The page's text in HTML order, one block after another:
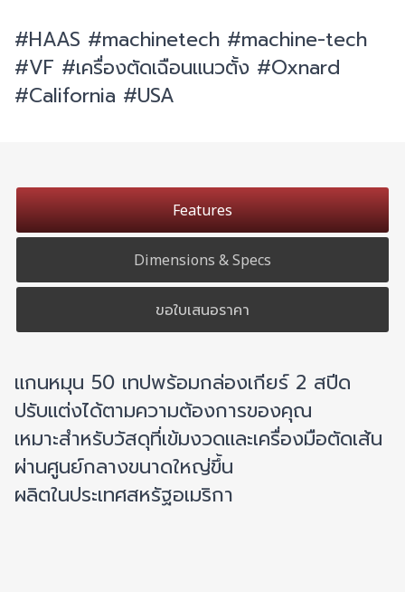
#HAAS #machinetech #machine-tech
#VF #เครื่องตัดเฉือนแนวตั้ง #Oxnard
#California #USA
Features
Dimensions & Specs
ขอใบเสนอราคา
แกนหมุน 50 เทปพร้อมกล่องเกียร์ 2 สปีด
ปรับแต่งได้ตามความต้องการของคุณ
เหมาะสำหรับวัสดุที่เข้มงวดและเครื่องมือตัดเส้น
ผ่านศูนย์กลางขนาดใหญ่ขึ้น
ผลิตในประเทศสหรัฐอเมริกา